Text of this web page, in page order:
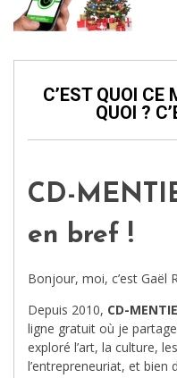
C’EST QUOI
QUOI ?
CD-
en bref !
Bonjour, moi, c’est Gaël
Depuis 2010, CD-
ligne gratuit où je
exploré l’art, la culture,
l’entrepreneuriat, et bien